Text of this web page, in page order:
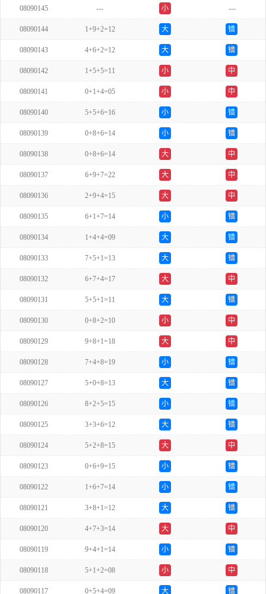
08090145 ---
小
---
08090144 1+9+2=12 大 错
08090143 4+6+2=12 大 错
08090142 1+5+5=11 小 中
08090141 0+1+4=05 小 中
08090140 5+5+6=16 小 错
08090139 0+8+6=14 小 错
08090138 0+8+6=14 大 中
08090137 6+9+7=22 大 中
08090136 2+9+4=15 大 中
08090135 6+1+7=14 小 错
08090134 1+4+4=09 大 错
08090133 7+5+1=13 大 错
08090132 6+7+4=17 大 中
08090131 5+5+1=11 大 错
08090130 0+8+2=10 小 中
08090129 9+8+1=18 大 中
08090128 7+4+8=19 小 错
08090127 5+0+8=13 大 错
08090126 8+2+5=15 小 错
08090125 3+3+6=12 大 错
08090124 5+2+8=15 大 中
08090123 0+6+9=15 小 错
08090122 1+6+7=14 小 错
08090121 3+8+1=12 大 错
08090120 4+7+3=14 大 中
08090119 9+4+1=14 小 错
08090118 5+1+2=08 小 中
08090117 0+5+4=09 大 错